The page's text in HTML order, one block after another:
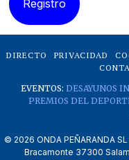
DIRECTO PRIVACIDAD
EVENTOS: DESAYUNOS
PREMIOS DEL
© 2026 ONDA PEÑARANDA
Bracamonte 37300